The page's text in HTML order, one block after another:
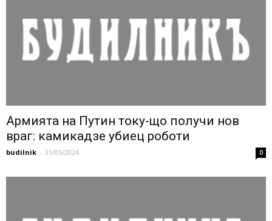
Армията на Путин току-що получи нов
враг: камикадзе убиец роботи
budilnik - 31/05/2024 0